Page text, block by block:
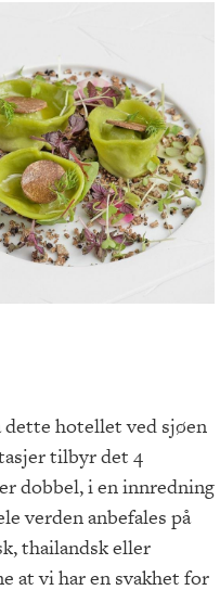
dette hotellet ved sjøen
tilbyr det 4
dobbel, i en innredning
verden anbefales på
thailandsk eller
at vi har en svakhet for